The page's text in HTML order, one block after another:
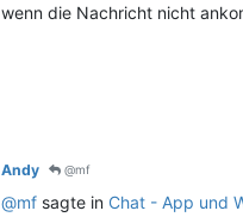
wenn die Nachricht nicht
Andy @mf
@mf sagte in Chat - App und